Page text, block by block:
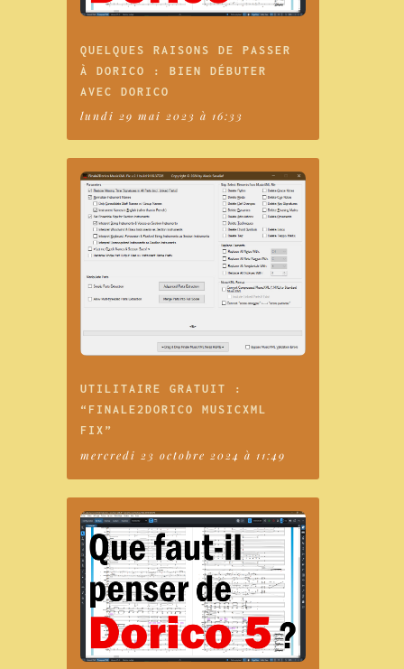
QUELQUES RAISONS DE PASSER
À DORICO : BIEN DÉBUTER
AVEC DORICO
lundi 29 mai 2023 à 16:33
UTILITAIRE GRATUIT :
“FINALE2DORICO MUSICXML
FIX”
mercredi 23 octobre 2024 à 11:49